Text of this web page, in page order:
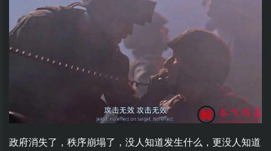
政府消失了，秩序崩塌了，没人知道发生什么，更没人知道